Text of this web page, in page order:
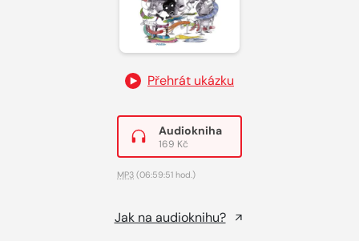
Přehrát ukázku
Audiokniha
169 Kč
MP3 (06:59:51 hod.)
Jak na audioknihu?